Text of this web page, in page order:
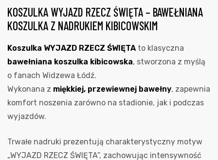
KOSZULKA WYJAZD RZECZ ŚWIĘTA – BAWEŁNIANA
KOSZULKA Z NADRUKIEM KIBICOWSKIM
Koszulka WYJAZD RZECZ ŚWIĘTA to klasyczna
bawełniana koszulka kibicowska, stworzona z myślą
o fanach Widzewa Łódź.
Wykonana z miękkiej, przewiewnej bawełny, zapewnia
komfort noszenia zarówno na stadionie, jak i podczas
wyjazdów.
Trwałe nadruki prezentują charakterystyczny motyw
„WYJAZD RZECZ ŚWIĘTA”, zachowując intensywność